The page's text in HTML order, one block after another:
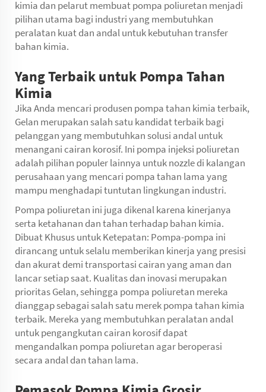
kimia dan pelarut membuat pompa poliuretan menjadi
pilihan utama bagi industri yang membutuhkan
peralatan kuat dan andal untuk kebutuhan transfer
bahan kimia.
Yang Terbaik untuk Pompa Tahan
Kimia
Jika Anda mencari produsen pompa tahan kimia terbaik,
Gelan merupakan salah satu kandidat terbaik bagi
pelanggan yang membutuhkan solusi andal untuk
menangani cairan korosif. Ini pompa injeksi poliuretan
adalah pilihan populer lainnya untuk nozzle di kalangan
perusahaan yang mencari pompa tahan lama yang
mampu menghadapi tuntutan lingkungan industri.
Pompa poliuretan ini juga dikenal karena kinerjanya
serta ketahanan dan tahan terhadap bahan kimia.
Dibuat Khusus untuk Ketepatan: Pompa-pompa ini
dirancang untuk selalu memberikan kinerja yang presisi
dan akurat demi transportasi cairan yang aman dan
lancar setiap saat. Kualitas dan inovasi merupakan
prioritas Gelan, sehingga pompa poliuretan mereka
dianggap sebagai salah satu merek pompa tahan kimia
terbaik. Mereka yang membutuhkan peralatan andal
untuk pengangkutan cairan korosif dapat
mengandalkan pompa poliuretan agar beroperasi
secara andal dan tahan lama.